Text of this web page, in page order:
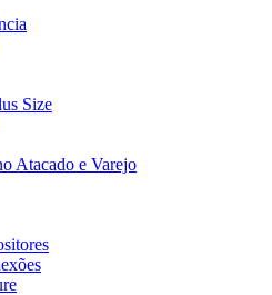
Size
Atacado e Varejo